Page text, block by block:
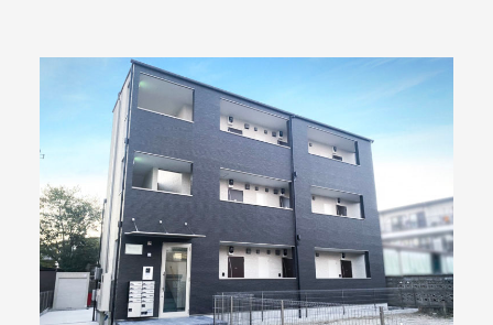
代表メッセージ
まずは無料で相談